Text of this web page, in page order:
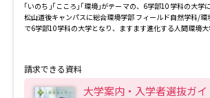
｢いのち｣｢こころ｣｢環境｣がテーマの、6学部10学科の大学
松山道後キャンパスに総合環境学部 フィールド自然学科/
で6学部10学科の大学となり、ますます進化する人間環境大
請求できる資料
大学案内・入学者選抜ガイ